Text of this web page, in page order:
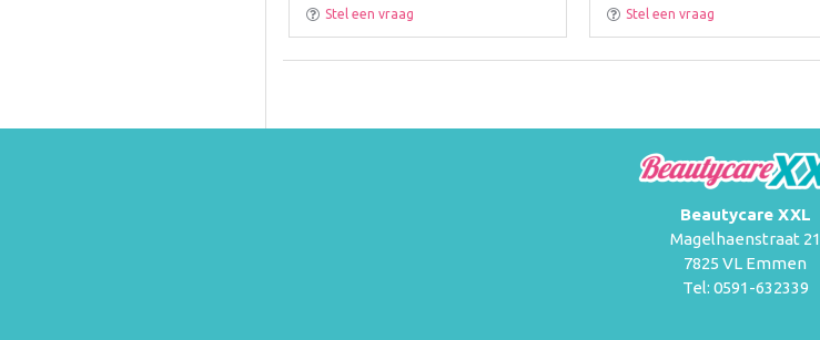
Stel een vraag Stel een vraag
Beautycare XXL
Magelhaenstraat 21
7825 VL Emmen
Tel: 0591-632339